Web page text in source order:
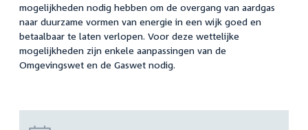
mogelijkheden nodig hebben om de overgang van aardgas
naar duurzame vormen van energie in een wijk goed en
betaalbaar te laten verlopen. Voor deze wettelijke
mogelijkheden zijn enkele aanpassingen van de
Omgevingswet en de Gaswet nodig.